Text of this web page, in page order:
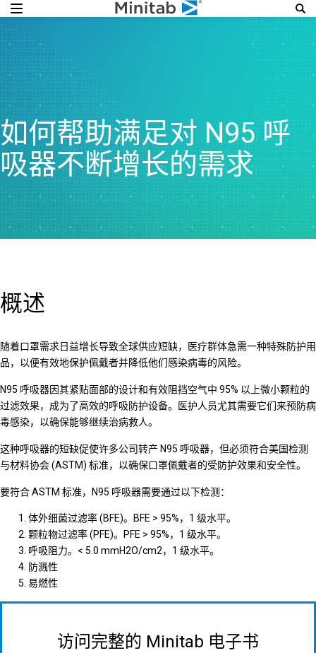
如何帮助满足对 N95 呼
吸器不断增长的需求
概述
随着口罩需求日益增长导致全球供应短缺，医疗群体急需一种特殊防护用
品，以便有效地保护佩戴者并降低他们感染病毒的风险。
N95 呼吸器因其紧贴面部的设计和有效阻挡空气中 95% 以上微小颗粒的
过滤效果，成为了高效的呼吸防护设备。医护人员尤其需要它们来预防病
毒感染，以确保能够继续治病救人。
这种呼吸器的短缺促使许多公司转产 N95 呼吸器，但必须符合美国检测
与材料协会 (ASTM) 标准，以确保口罩佩戴者的受防护效果和安全性。
要符合 ASTM 标准，N95 呼吸器需要通过以下检测：
体外细菌过滤率 (BFE)。BFE > 95%，1 级水平。
颗粒物过滤率 (PFE)。PFE > 95%，1 级水平。
呼吸阻力。< 5.0 mmH2O/cm2，1 级水平。
防溅性
易燃性
访问完整的 Minitab 电子书